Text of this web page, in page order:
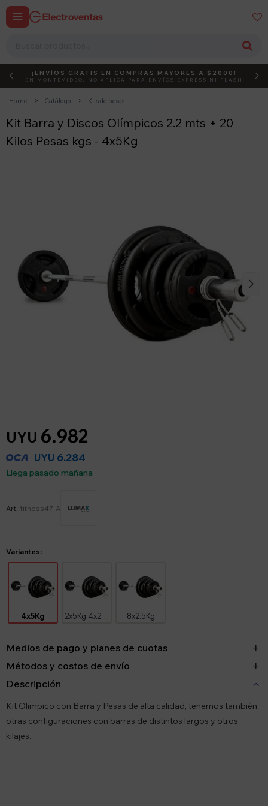
 
DEBUT ACTIVÁ EL CÓDIGO
¡ENVÍOS GRATIS EN COMPRAS MAYORES A $2000!
EN MONTEVIDEO, NO APLICA PARA ENVÍOS EXPRESS NI FLASH
Home Catálogo Kits de pesas
Kit Barra y Discos Olímpicos 2.2 mts + 20
Kilos Pesas kgs - 4x5Kg
UYU 6.982
UYU 6.284
Llega pasado mañana
fitness47-A
Variantes:
4x5Kg 2x5Kg 4x2.5Kg 8x2.5Kg
Medios de pago y planes de cuotas
Métodos y costos de envío
Descripción
Kit Olimpico con Barra y Pesas de alta calidad, tenemos también
otras configuraciones con barras de distintos largos y otros
kilajes.